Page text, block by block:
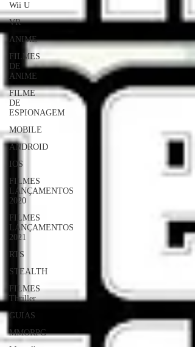
Wii U
VR
ANIME
FILMES
DE
ANIME
FILME
DE
ESPIONAGEM
MOBILE
ANDROID
IOS
FILMES
LANÇAMENTOS
2020
FILMES
LANÇAMENTOS
2021
RTS
STEALTH
FILMES
Thriller
GUIAS
MMORPG